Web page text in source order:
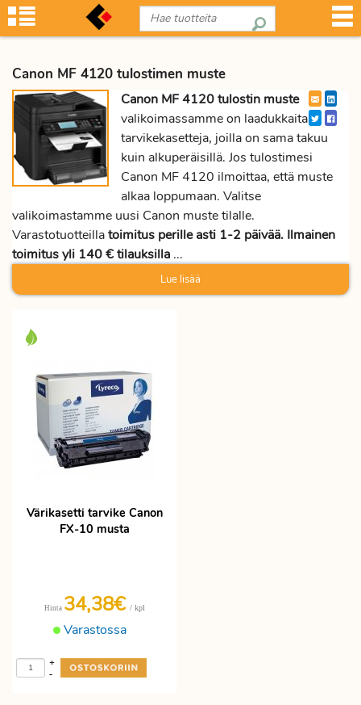
Canon MF 4120 tulostimen muste
Canon MF 4120 tulostin muste
valikoimassamme on laadukkaita
tarvikekasetteja, joilla on sama takuu
kuin alkuperäisillä. Jos tulostimesi
Canon MF 4120 ilmoittaa, että muste
alkaa loppumaan. Valitse
valikoimastamme uusi Canon muste tilalle.
Varastotuotteillatoimitus perille asti 1-2 päivää. Ilmainen
toimitus yli 140 € tilauksilla ...
Lue lisää
Värikasetti tarvike Canon
FX-10 musta
Varastossa
Hinta 34,38€ / kpl
-
+